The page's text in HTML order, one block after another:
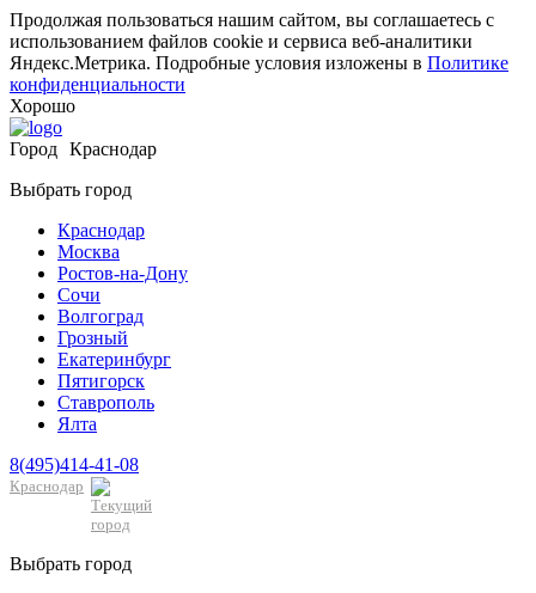
Продолжая пользоваться нашим сайтом, вы соглашаетесь с
использованием файлов cookie и сервиса веб-аналитики
Яндекс.Метрика. Подробные условия изложены в Политике
конфиденциальности
Хорошо
Город Краснодар
Выбрать город
Краснодар
Москва
Ростов-на-Дону
Сочи
Волгоград
Грозный
Екатеринбург
Пятигорск
Ставрополь
Ялта
8(495)414-41-08
Краснодар
Выбрать город